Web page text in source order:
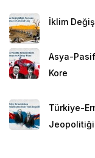
İklim
Asya-
Kore
Türkiye-
Jeopolitiği